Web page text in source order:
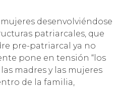
desenvolviéndose
patriarcales, que
pre-patriarcal ya no
pone en tensión “los
madres y las mujeres
de la familia,